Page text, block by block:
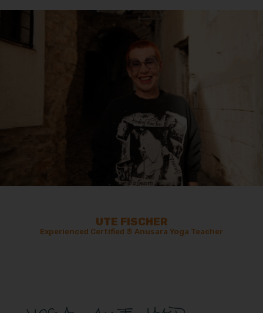
UTE FISCHER
Experienced Certified ® Anusara Yoga Teacher